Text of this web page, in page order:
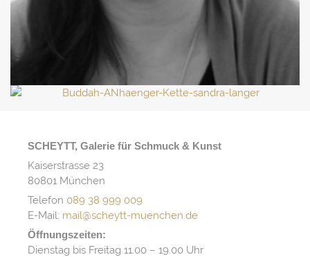
SCHEYTT, Galerie für Schmuck & Kunst
Kaiserstrasse 23
80801 München
Telefon 089 38 999 009
E-Mail: mail@scheytt-muenchen.de
Öffnungszeiten:
Dienstag bis Freitag 11.00 – 19.00 Uhr